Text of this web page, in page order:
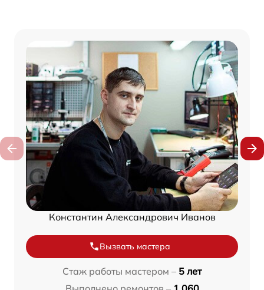
Константин Александрович Иванов
Вызвать мастера
Стаж работы мастером – 5 лет